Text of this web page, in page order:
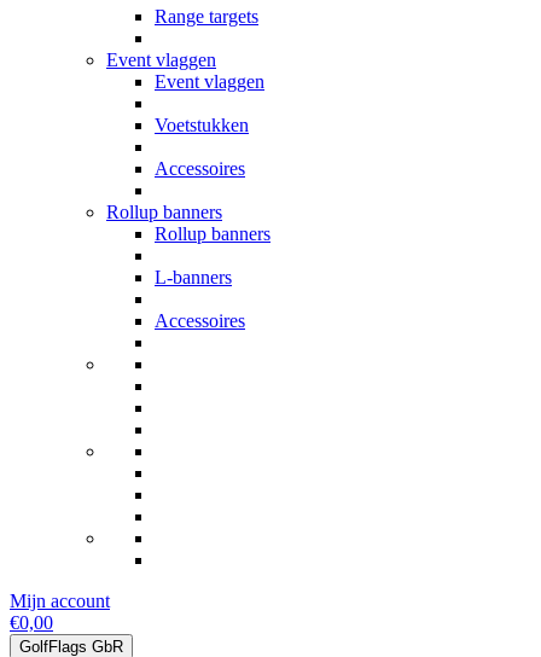
Range targets
Event vlaggen
Event vlaggen
Voetstukken
Accessoires
Rollup banners
Rollup banners
L-banners
Accessoires
Mijn account
€0,00
GolfFlags GbR